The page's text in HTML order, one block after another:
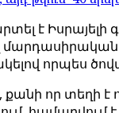
է Իսրայելի
որպես
որ տեղի է